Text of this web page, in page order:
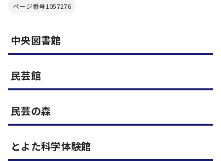
ページ番号1057276
中央図書館
民芸館
民芸の森
とよた科学体験館